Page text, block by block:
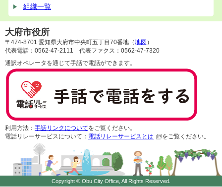
組織一覧
大府市役所
〒474-8701 愛知県大府市中央町五丁目70番地（地図 ）
代表電話：0562-47-2111 代表ファクス：0562-47-7320
通訳オペレータを通じて手話で電話ができます。
利用方法： 手話リンクについてをご覧ください。
電話リレーサービスについて： 電話リレーサービスとは をご覧ください。
Copyright © Obu City Office, All Rights Reserved.